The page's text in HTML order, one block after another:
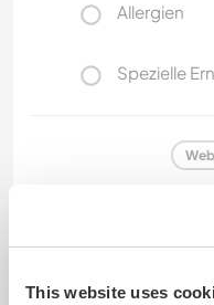
This website uses
Allergien
Spezielle
Feedback